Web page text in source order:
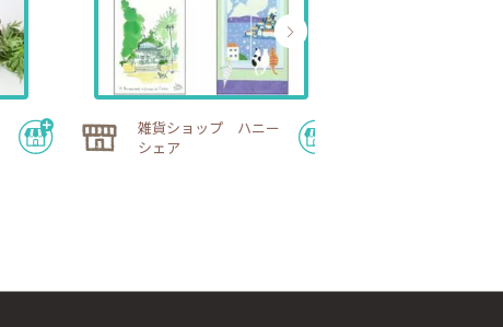
雑貨ショップ ハニー
シェア